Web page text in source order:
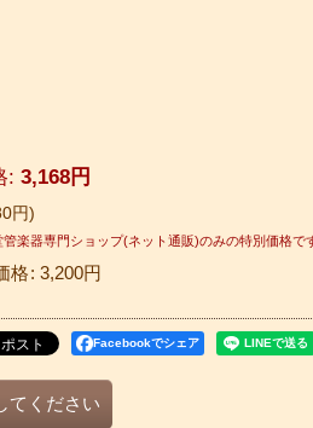
円
: 3,168円
格: 3,200円
Facebookでシェア
てください